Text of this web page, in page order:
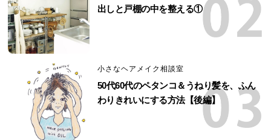
出しと戸棚の中を整える①
小さなヘアメイク相談室
50代60代のペタンコ＆うねり髪を、ふん
わりきれいにする方法【後編】